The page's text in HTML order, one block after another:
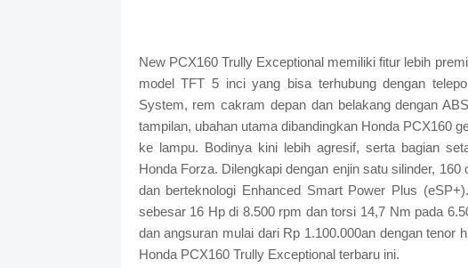
New PCX160 Trully Exceptional memiliki fitur lebih
model TFT 5 inci yang bisa terhubung dengan
System, rem cakram depan dan belakang dengan
tampilan, ubahan utama dibandingkan Honda PCX160
ke lampu. Bodinya kini lebih agresif, serta bagian
Honda Forza. Dilengkapi dengan enjin satu silinder,
dan berteknologi Enhanced Smart Power Plus
sebesar 16 Hp di 8.500 rpm dan torsi 14,7 Nm pada
dan angsuran mulai dari Rp 1.100.000an dengan tenor
Honda PCX160 Trully Exceptional terbaru ini.